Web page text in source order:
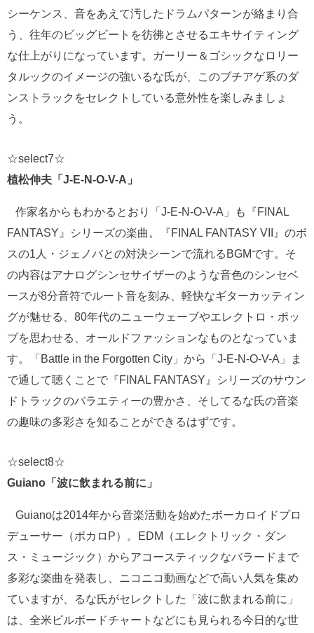
シーケンス、音をあえて汚したドラムパターンが絡まり合
う、往年のビッグビートを彷彿とさせるエキサイティング
な仕上がりになっています。ガーリー＆ゴシックなロリー
タルックのイメージの強いるな氏が、このブチアゲ系のダ
ンストラックをセレクトしている意外性を楽しみましょ
う。
☆select7☆
植松伸夫「J-E-N-O-V-A」
作家名からもわかるとおり「J-E-N-O-V-A」も『FINAL
FANTASY』シリーズの楽曲。『FINAL FANTASY VII』のボ
スの1人・ジェノバとの対決シーンで流れるBGMです。そ
の内容はアナログシンセサイザーのような音色のシンセベ
ースが8分音符でルート音を刻み、軽快なギターカッティン
グが魅せる、80年代のニューウェーブやエレクトロ・ポッ
プを思わせる、オールドファッションなものとなっていま
す。「Battle in the Forgotten City」から「J-E-N-O-V-A」ま
で通して聴くことで『FINAL FANTASY』シリーズのサウン
ドトラックのバラエティーの豊かさ、そしてるな氏の音楽
の趣味の多彩さを知ることができるはずです。
☆select8☆
Guiano「波に飲まれる前に」
Guianoは2014年から音楽活動を始めたボーカロイドプロ
デューサー（ボカロP）。EDM（エレクトリック・ダン
ス・ミュージック）からアコースティックなバラードまで
多彩な楽曲を発表し、ニコニコ動画などで高い人気を集め
ていますが、るな氏がセレクトした「波に飲まれる前に」
は、全米ビルボードチャートなどにも見られる今日的な世